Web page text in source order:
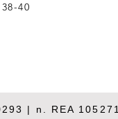
40
| n. REA 105271